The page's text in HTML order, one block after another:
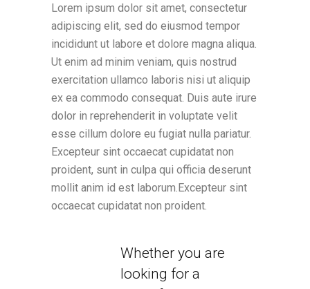
Lorem ipsum dolor sit amet, consectetur
adipiscing elit, sed do eiusmod tempor
incididunt ut labore et dolore magna aliqua.
Ut enim ad minim veniam, quis nostrud
exercitation ullamco laboris nisi ut aliquip
ex ea commodo consequat. Duis aute irure
dolor in reprehenderit in voluptate velit
esse cillum dolore eu fugiat nulla pariatur.
Excepteur sint occaecat cupidatat non
proident, sunt in culpa qui officia deserunt
mollit anim id est laborum.Excepteur sint
occaecat cupidatat non proident.
Whether you are
looking for a